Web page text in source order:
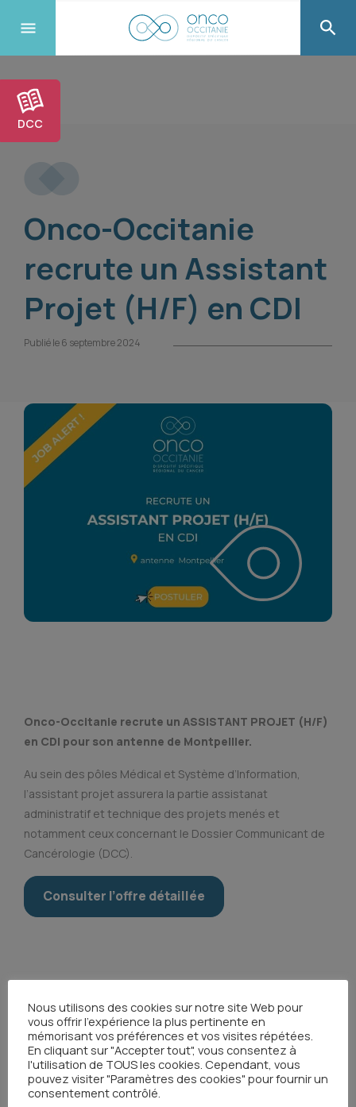
DCC
Onco-Occitanie
recrute un Assistant
Projet (H/F) en CDI
Publié le 6 septembre 2024
Onco-Occitanie recrute un ASSISTANT PROJET (H/F)
en CDI pour son antenne de Montpellier.
Au sein des pôles Médical et Système d’Information,
l’assistant projet assurera la partie assistanat
administratif et technique des projets menés et
notamment ceux concernant le Dossier Communicant de
Cancérologie (DCC).
Consulter l’offre détaillée
Toutes les actualités
Nous utilisons des cookies sur notre site Web pour
vous offrir l'expérience la plus pertinente en
mémorisant vos préférences et vos visites répétées.
En cliquant sur "Accepter tout", vous consentez à
l'utilisation de TOUS les cookies. Cependant, vous
pouvez visiter "Paramètres des cookies" pour fournir un
consentement contrôlé.